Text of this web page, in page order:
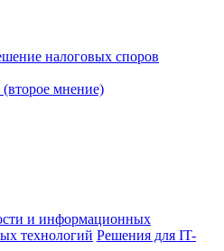
налоговых споров
мнение)
и информационных
технологий Решения для IT-